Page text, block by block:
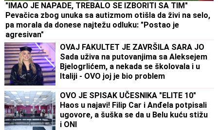
"IMAO JE NAPADE, TREBALO SE IZBORITI SA TIM"
Pevačica zbog unuka sa autizmom otišla da živi na selo,
pa morala da donese najtežu odluku: "Postao je
agresivan"
OVAJ FAKULTET JE ZAVRŠILA SARA JO
Sada uživa na putovanjima sa Aleksejem
Bjelogrlićem, a nekada se školovala i u
Italiji - OVO joj je bio problem
OVO JE SPISAK UČESNIKA "ELITE 10"
Haos u najavi! Filip Car i Anđela potpisali
ugovore, a šuška se da u Belu kuću stižu
i ONI